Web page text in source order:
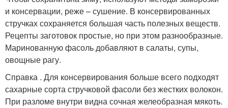
и консервации, реже – сушение. В консервированных
стручках сохраняется большая часть полезных веществ.
Рецепты заготовок простые, но при этом разнообразные.
Маринованную фасоль добавляют в салаты, супы,
овощные рагу.
Справка . Для консервирования больше всего подходят
сахарные сорта стручковой фасоли без жестких волокон.
При разломе внутри видна сочная желеобразная мякоть.